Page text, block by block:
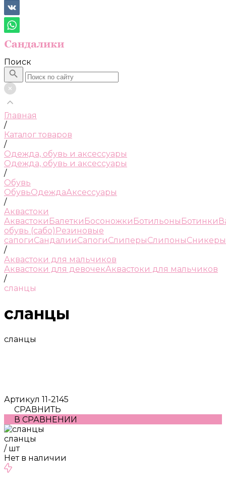
Поиск
Главная
/
Каталог товаров
/
Одежда, обувь и аксессуары
Одежда, обувь и аксессуары
/
Обувь
ОбувьОдеждаАксессуары
/
Аквастоки
Аквастоки Балетки Босоножки Ботильоны Ботинки
обувь (сабо) Резиновые
сапогиСандалииСапогиСлиперыСлипоныСникеры
/
Аквастоки для мальчиков
Аквастоки для девочекАквастоки для мальчиков
/
сланцы
сланцы
сланцы
Артикул 11-2145
СРАВНИТЬ
В СРАВНЕНИИ
сланцы
/ шт
Нет в наличии